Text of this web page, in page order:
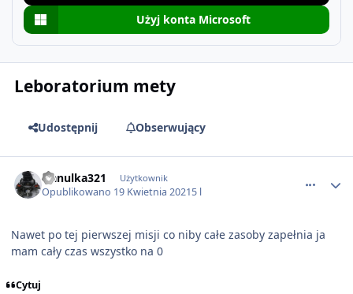
Użyj konta Microsoft
Leboratorium mety
Udostępnij Obserwujący
franulka321 Użytkownik
Opublikowano 19 Kwietnia 20215 l
Nawet po tej pierwszej misji co niby całe zasoby zapełnia ja
mam cały czas wszystko na 0
Cytuj